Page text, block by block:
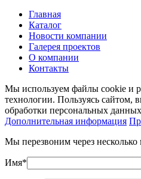
Главная
Каталог
Новости компании
Галерея проектов
О компании
Контакты
Мы используем файлы cookie и
технологии. Пользуясь сайтом,
обработки персональных
Дополнительная информация
Мы перезвоним через несколько
Имя*